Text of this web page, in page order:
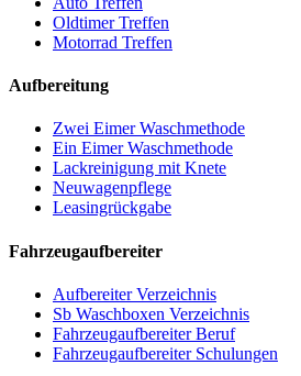
Oldtimer Treffen
Motorrad Treffen
Aufbereitung
Zwei Eimer Waschmethode
Ein Eimer Waschmethode
Lackreinigung mit Knete
Neuwagenpflege
Leasingrückgabe
Fahrzeugaufbereiter
Aufbereiter Verzeichnis
Sb Waschboxen Verzeichnis
Fahrzeugaufbereiter Beruf
Fahrzeugaufbereiter Schulungen